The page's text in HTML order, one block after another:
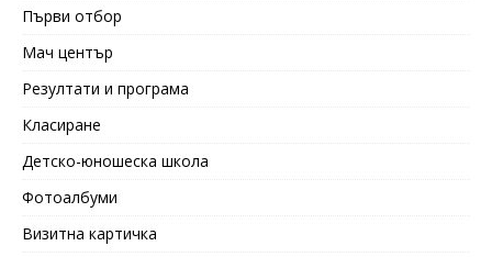
Първи отбор
Мач център
Резултати и програма
Класиране
Детско-юношеска школа
Фотоалбуми
Визитна картичка